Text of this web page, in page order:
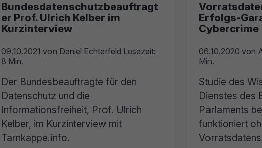
Bundesdatenschutzbeauftragt
er Prof. Ulrich Kelber im
Kurzinterview
09.10.2021 von Daniel Echterfeld Lesezeit:
8 Min.
Der Bundesbeauftragte für den
Datenschutz und die
Informationsfreiheit, Prof. Ulrich
Kelber, im Kurzinterview mit
Tarnkappe.info.
Erfolgs-
Cybercrime
06.10.2020 von
Min.
Studie des
Dienstes des
Parlaments
funktioniert